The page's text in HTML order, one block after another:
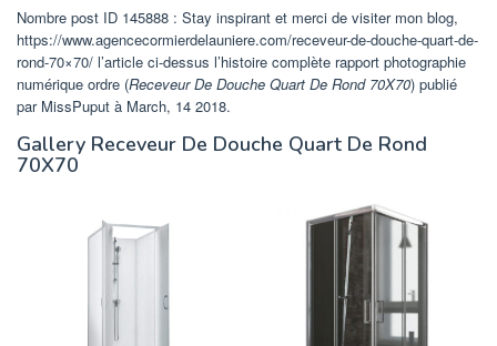
Nombre post ID 145888 : Stay inspirant et merci de visiter mon blog,
https://www.agencecormierdelauniere.com/receveur-de-douche-quart-de-
rond-70×70/ l’article ci-dessus l’histoire complète rapport photographie
numérique ordre (Receveur De Douche Quart De Rond 70X70) publié
par MissPuput à March, 14 2018.
Gallery Receveur De Douche Quart De Rond
70X70